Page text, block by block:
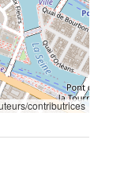
contributrices